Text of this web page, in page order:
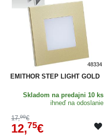
48334
EMITHOR STEP LIGHT GOLD
Skladom na predajni 10 ks
ihneď na odoslanie
17,00€
12,75€